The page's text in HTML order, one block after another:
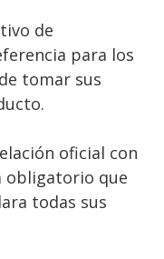
de
para los
tomar sus
oficial con
obligatorio que
todas sus